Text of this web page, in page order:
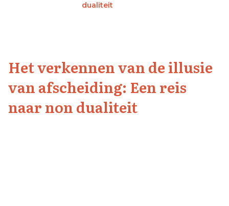
dualiteit
Het verkennen van de illusie
van afscheiding: Een reis
naar non dualiteit